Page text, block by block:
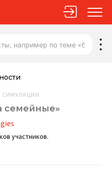
СИМУЛЯЦИИ
семейные»
участников.